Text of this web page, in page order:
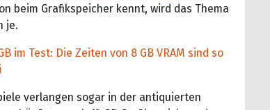
beim Grafikspeicher kennt, wird das Thema
je.
im Test: Die Zeiten von 8 GB VRAM sind so
verlangen sogar in der antiquierten